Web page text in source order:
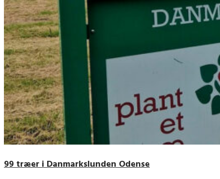
99 træer i Danmarkslunden Odense